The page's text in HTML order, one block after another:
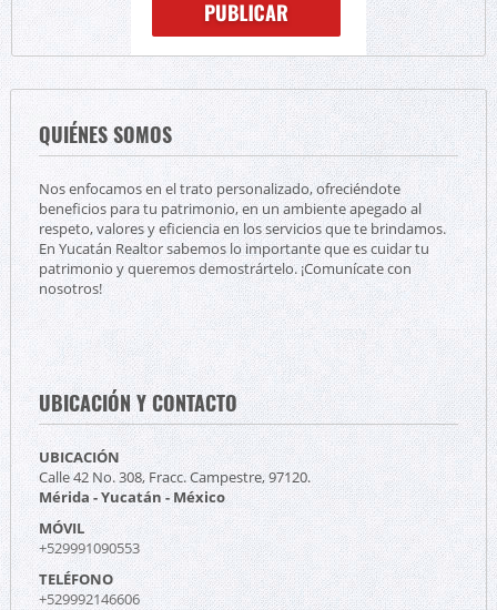
QUIÉNES SOMOS
Nos enfocamos en el trato personalizado, ofreciéndote
beneficios para tu patrimonio, en un ambiente apegado al
respeto, valores y eficiencia en los servicios que te brindamos.
En Yucatán Realtor sabemos lo importante que es cuidar tu
patrimonio y queremos demostrártelo. ¡Comunícate con
nosotros!
UBICACIÓN Y CONTACTO
UBICACIÓN
Calle 42 No. 308, Fracc. Campestre, 97120.
Mérida - Yucatán - México
MÓVIL
+529991090553
TELÉFONO
+529992146606